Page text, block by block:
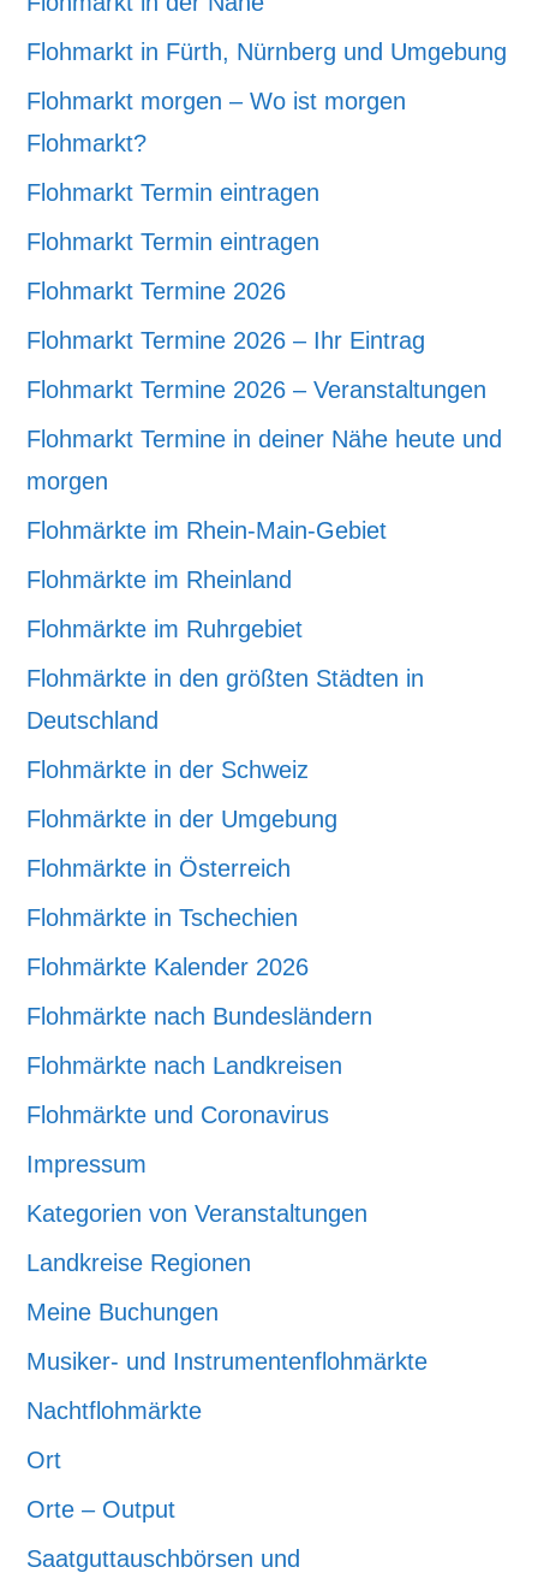
Flohmarkt in Fürth, Nürnberg und Umgebung
Flohmarkt morgen – Wo ist morgen
Flohmarkt?
Flohmarkt Termin eintragen
Flohmarkt Termin eintragen
Flohmarkt Termine 2026
Flohmarkt Termine 2026 – Ihr Eintrag
Flohmarkt Termine 2026 – Veranstaltungen
Flohmarkt Termine in deiner Nähe heute und
morgen
Flohmärkte im Rhein-Main-Gebiet
Flohmärkte im Rheinland
Flohmärkte im Ruhrgebiet
Flohmärkte in den größten Städten in
Deutschland
Flohmärkte in der Schweiz
Flohmärkte in der Umgebung
Flohmärkte in Österreich
Flohmärkte in Tschechien
Flohmärkte Kalender 2026
Flohmärkte nach Bundesländern
Flohmärkte nach Landkreisen
Flohmärkte und Coronavirus
Impressum
Kategorien von Veranstaltungen
Landkreise Regionen
Meine Buchungen
Musiker- und Instrumentenflohmärkte
Nachtflohmärkte
Ort
Orte – Output
Saatguttauschbörsen und